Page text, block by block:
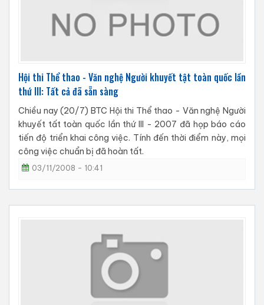
Hội thi Thể thao - Văn nghệ Người khuyết tật toàn quốc lần
thứ III: Tất cả đã sẵn sàng
Chiều nay (20/7) BTC Hội thi Thể thao - Văn nghệ Người
khuyết tất toàn quốc lần thứ III - 2007 đã họp báo cáo
tiến độ triển khai công việc. Tính đến thời điểm này, mọi
công việc chuẩn bị đã hoàn tất.
03/11/2008 - 10:41